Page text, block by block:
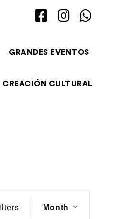
GRANDES EVENTOS
CREACIÓN CULTURAL
Views
Month